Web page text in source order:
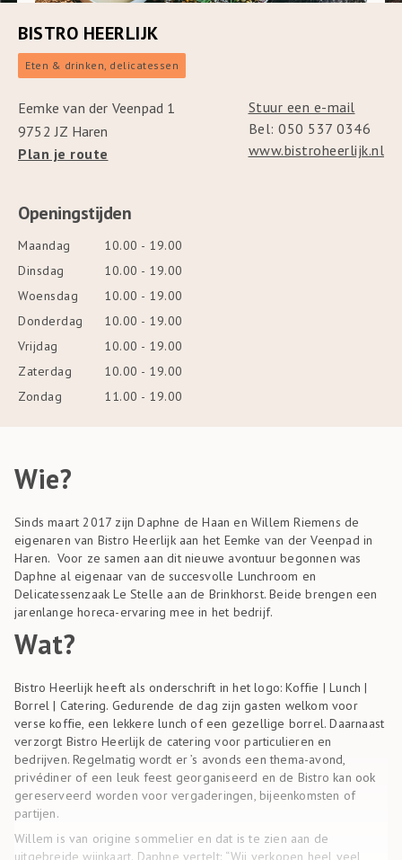
BISTRO HEERLIJK
Eten & drinken, delicatessen
Eemke van der Veenpad 1
9752 JZ Haren
Plan je route
Stuur een e-mail
Bel: 050 537 0346
www.bistroheerlijk.nl
Openingstijden
Maandag
10.00 - 19.00
Dinsdag
10.00 - 19.00
Woensdag
10.00 - 19.00
Donderdag
10.00 - 19.00
Vrijdag
10.00 - 19.00
Zaterdag
10.00 - 19.00
Zondag
11.00 - 19.00
Wie?
Sinds maart 2017 zijn Daphne de Haan en Willem Riemens de
eigenaren van Bistro Heerlijk aan het Eemke van der Veenpad in
Haren. Voor ze samen aan dit nieuwe avontuur begonnen was
Daphne al eigenaar van de succesvolle Lunchroom en
Delicatessenzaak Le Stelle aan de Brinkhorst. Beide brengen een
jarenlange horeca-ervaring mee in het bedrijf.
Wat?
Bistro Heerlijk heeft als onderschrift in het logo: Koffie | Lunch |
Borrel | Catering. Gedurende de dag zijn gasten welkom voor
verse koffie, een lekkere lunch of een gezellige borrel. Daarnaast
verzorgt Bistro Heerlijk de catering voor particulieren en
bedrijven. Regelmatig wordt er ’s avonds een thema-avond,
privédiner of een leuk feest georganiseerd en de Bistro kan ook
gereserveerd worden voor vergaderingen, bijeenkomsten of
partijen.
Willem is van origine sommelier en dat is te zien aan de
uitgebreide wijnkaart. Daphne vertelt: “Wij verkopen heel veel